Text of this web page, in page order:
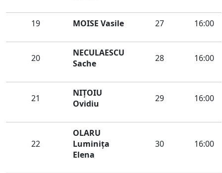
19 MOISE Vasile 27 16:00
20
NECULAESCU
Sache
28 16:00
21
NIȚOIU
Ovidiu
29 16:00
22
OLARU
Luminiţa
Elena
30 16:00